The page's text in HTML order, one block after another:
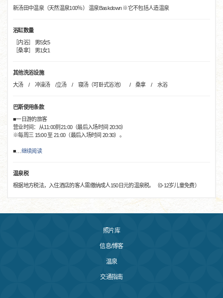
新汤田中温泉（天然温泉100％） 温泉Baskdown ※它不包括人造温泉
浴缸数量
［内浴］ 男5女5
［桑拿］ 男1女1
其他洗浴设施
大汤 / 冲澡汤 /立汤 / 寝汤（可卧式浴池） / 桑拿 / 水浴
巴斯使用条款
■一日游的旅客
营业时间：从11:00到21:00（最后入场时间 20:30）
※每周三 15:00 至 21:00（最后入场时间 20:30）。
■ 继续阅读
温泉税
根据地方税法，入住酒店的客人需缴纳成人150日元的温泉税。（0-12岁儿童免费）
照片库
信息/博客
温泉
交通指南